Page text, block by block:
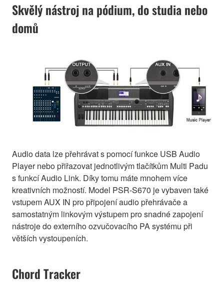
Skvělý nástroj na pódium, do studia nebo
domů
Audio data lze přehrávat s pomocí funkce USB Audio
Player nebo přiřazovat jednotlivým tlačítkům Multi Padu
s funkcí Audio Link. Díky tomu máte mnohem více
kreativních možností. Model PSR-S670 je vybaven také
vstupem AUX IN pro připojení audio přehrávače a
samostatným linkovým výstupem pro snadné zapojení
nástroje do externího ozvučovacího PA systému při
větších vystoupeních.
Chord Tracker